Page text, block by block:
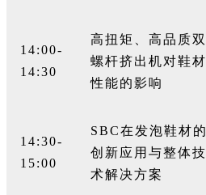
14:00-
14:30
高扭矩、高品质双
螺杆挤出机对鞋材
性能的影响
14:30-
15:00
SBC在发泡鞋材的
创新应用与整体技
术解决方案